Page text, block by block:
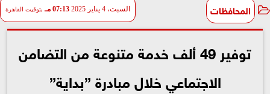
المحافظات السبت، 4 يناير 2025 07:13 مـ بتوقيت القاهرة
توفير 49 ألف خدمة متنوعة من التضامن
الاجتماعي خلال مبادرة ”بداية”